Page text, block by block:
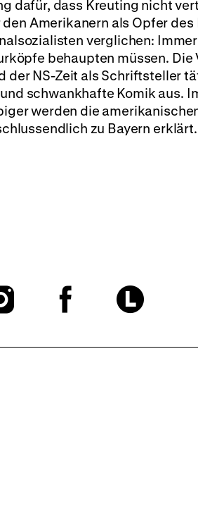
dafür, dass Kreuting nicht
Amerikanern als Opfer des
verglichen:
behaupten müssen. Die
der NS-Zeit als Schriftsteller
schwankhafte Komik aus.
werden die
zu Bayern erklärt.
To
To
To